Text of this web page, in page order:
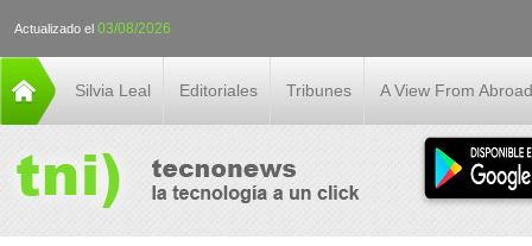
Actualizado el 03/08/2026
Silvia Leal Editoriales Tribunes A View From Abroad